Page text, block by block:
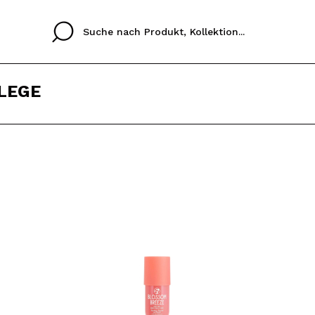
Durch die Erstellung
Einkäufe schnell